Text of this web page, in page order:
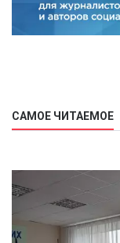
САМОЕ ЧИТАЕМОЕ